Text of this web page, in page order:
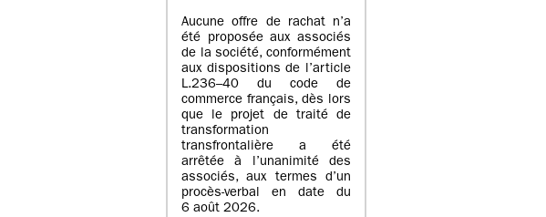
Aucune offre de rachat n’a
été proposée aux associés
de la société, conformément
aux dispositions de l’article
L.236–40 du code de
commerce français, dès lors
que le projet de traité de
transformation
transfrontalière a été
arrêtée à l’unanimité des
associés, aux termes d’un
procès-verbal en date du
6 août 2026.